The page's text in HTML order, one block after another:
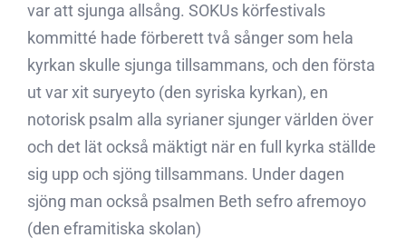
var att sjunga allsång. SOKUs körfestivals
kommitté hade förberett två sånger som hela
kyrkan skulle sjunga tillsammans, och den första
ut var xit suryeyto (den syriska kyrkan), en
notorisk psalm alla syrianer sjunger världen över
och det lät också mäktigt när en full kyrka ställde
sig upp och sjöng tillsammans. Under dagen
sjöng man också psalmen Beth sefro afremoyo
(den eframitiska skolan)